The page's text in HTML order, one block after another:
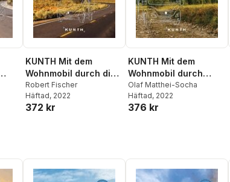
KUNTH Mit dem
Wohnmobil durch die
USA
Robert Fischer
Häftad, 2022
372 kr
KUNTH Mit dem
Wohnmobil durch
Polen
Olaf Matthei-Socha
Häftad, 2022
376 kr